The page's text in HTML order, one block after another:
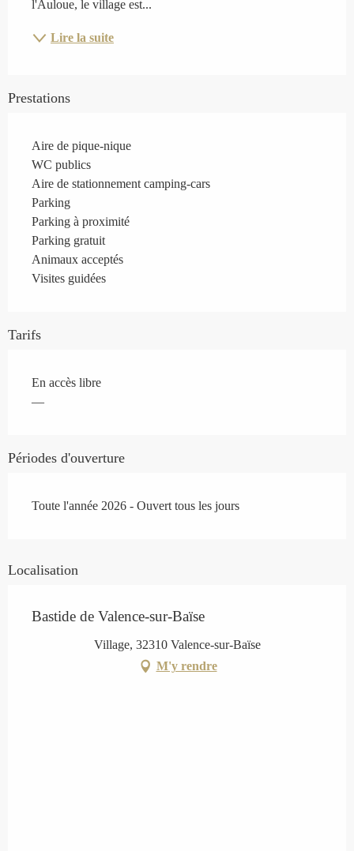
l'Auloue, le village est...
Lire la suite
Prestations
Aire de pique-nique
WC publics
Aire de stationnement camping-cars
Parking
Parking à proximité
Parking gratuit
Animaux acceptés
Visites guidées
Tarifs
En accès libre
—
Périodes d'ouverture
Toute l'année 2026 - Ouvert tous les jours
Localisation
Bastide de Valence-sur-Baïse
Village, 32310 Valence-sur-Baïse
M'y rendre